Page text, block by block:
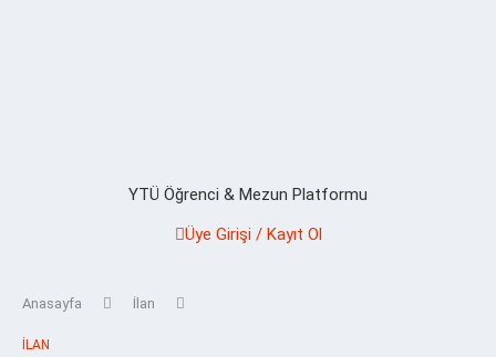
YTÜ Öğrenci & Mezun Platformu
Üye Girişi / Kayıt Ol
Anasayfa İlan
İLAN